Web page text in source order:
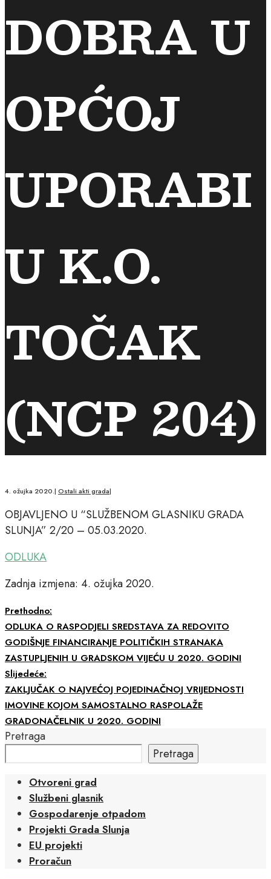
DOBRA U
OPĆOJ
UPORABI
U K.O.
TOČAK
(NCP 204)
4. ožujka 2020.| Ostali akti grada|
OBJAVLJENO U “SLUŽBENOM GLASNIKU GRADA
SLUNJA” 2/20 – 05.03.2020.
ODLUKA
Zadnja izmjena: 4. ožujka 2020.
Prethodno:
ODLUKA O RASPODJELI SREDSTAVA ZA REDOVITO
GODIŠNJE FINANCIRANJE POLITIČKIH STRANAKA
ZASTUPLJENIH U GRADSKOM VIJEĆU U 2020. GODINI
Slijedeće:
ZAKLJUČAK O NAJVEĆOJ POJEDINAČNOJ VRIJEDNOSTI
IMOVINE KOJOM SAMOSTALNO RASPOLAŽE
GRADONAČELNIK U 2020. GODINI
Pretraga
Pretraga
Otvoreni grad
Službeni glasnik
Gospodarenje otpadom
Projekti Grada Slunja
EU projekti
Proračun